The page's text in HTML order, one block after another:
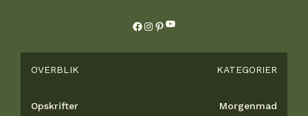
Facebook
Instagram
Pinterest
YouTube
OVERBLIK
Opskrifter
KATEGORIER
Morgenmad